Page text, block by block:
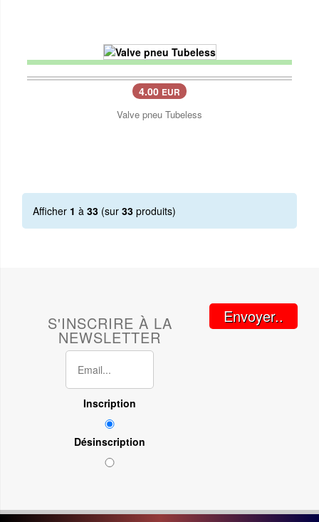
4.00 EUR
Valve pneu Tubeless
Afficher 1 à 33 (sur 33 produits)
S'INSCRIRE À LA
NEWSLETTER
Inscription
Désinscription
Envoyer..